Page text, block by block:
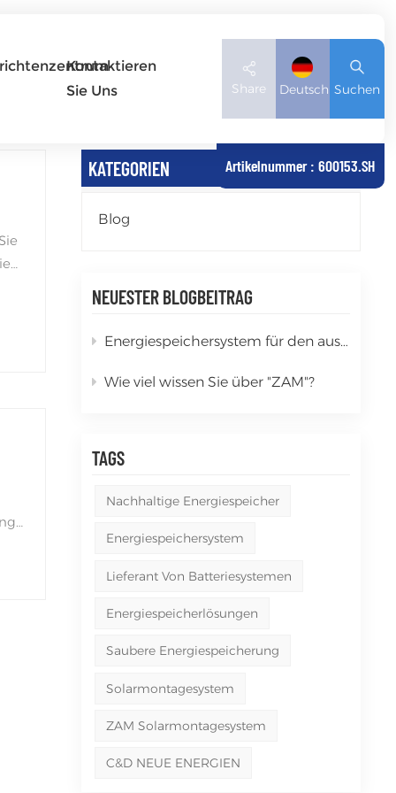
Kontaktieren
Sie Uns
Share Deutsch
日本語
العربية
简体中文
українська
Suchen
Artikelnummer : 600153.SH
KATEGORIEN
Blog
NEUESTER BLOGBEITRAG
Energiespeichersystem für den australischen Markt
Wie viel wissen Sie über "ZAM"?
TAGS
Nachhaltige Energiespeicher
Energiespeichersystem
Lieferant Von Batteriesystemen
Energiespeicherlösungen
Saubere Energiespeicherung
Solarmontagesystem
ZAM Solarmontagesystem
C&D NEUE ENERGIEN